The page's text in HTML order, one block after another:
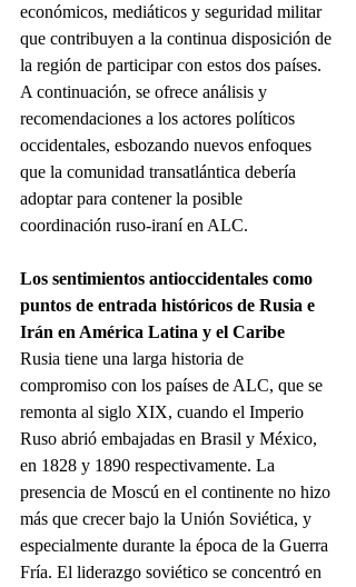
económicos, mediáticos y seguridad militar
que contribuyen a la continua disposición de
la región de participar con estos dos países.
A continuación, se ofrece análisis y
recomendaciones a los actores políticos
occidentales, esbozando nuevos enfoques
que la comunidad transatlántica debería
adoptar para contener la posible
coordinación ruso-iraní en ALC.
Los sentimientos antioccidentales como
puntos de entrada históricos de Rusia e
Irán en América Latina y el Caribe
Rusia tiene una larga historia de
compromiso con los países de ALC, que se
remonta al siglo XIX, cuando el Imperio
Ruso abrió embajadas en Brasil y México,
en 1828 y 1890 respectivamente. La
presencia de Moscú en el continente no hizo
más que crecer bajo la Unión Soviética, y
especialmente durante la época de la Guerra
Fría. El liderazgo soviético se concentró en